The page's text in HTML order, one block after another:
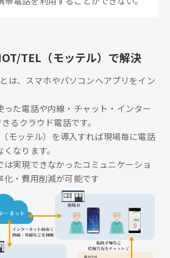
TEL（モッテル）で解決
は、スマホやパソコンへアプリをイン
た電話や内線・チャット・インター
るクラウド電話です。
モッテル）を導入すれば現場毎に電話
なります。
実現できなかったコミュニケーショ
化・費用削減が可能です